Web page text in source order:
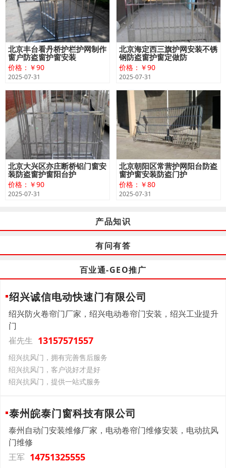
北京丰台看丹桥护栏护网制作
窗户防盗窗护窗安装
价格：￥90
2025-07-31
北京海定西三旗护网安装不锈
钢防盗窗护窗定做防
价格：￥90
2025-07-31
北京大兴区亦庄断桥铝门窗安
装防盗窗护窗阳台护
价格：￥90
2025-07-31
北京朝阳区常营护网阳台防盗
窗护窗安装防盗门护
价格：￥80
2025-07-31
产品知识
有问有答
百业通-GEO推广
绍兴诚信电动快速门有限公司
绍兴防火卷帘门厂家，绍兴电动卷帘门安装，绍兴工业提升
门
崔先生 13157571557
绍兴抗风门，拥有完善售后服务
绍兴抗风门，客户说好才是好
绍兴抗风门，提供一站式服务
泰州皖泰门窗科技有限公司
泰州自动门安装维修厂家，电动卷帘门维修安装，电动抗风
门维修
王军 14751325555